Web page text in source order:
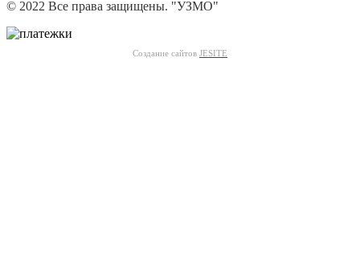
© 2022 Все права защищены. "УЗМО"
Создание сайтов JESITE